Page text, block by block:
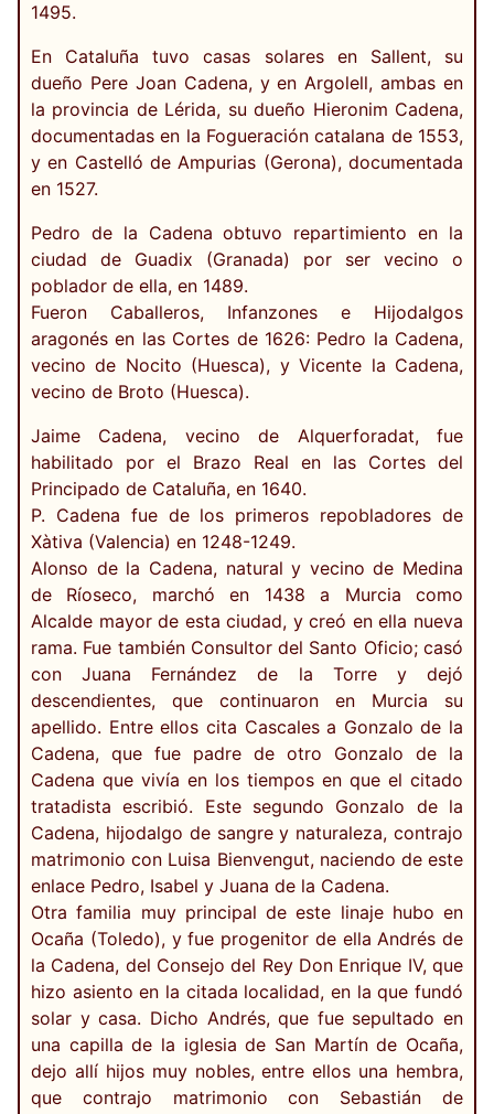
1495.
En Cataluña tuvo casas solares en Sallent, su
dueño Pere Joan Cadena, y en Argolell, ambas en
la provincia de Lérida, su dueño Hieronim Cadena,
documentadas en la Fogueración catalana de 1553,
y en Castelló de Ampurias (Gerona), documentada
en 1527.
Pedro de la Cadena obtuvo repartimiento en la
ciudad de Guadix (Granada) por ser vecino o
poblador de ella, en 1489.
Fueron Caballeros, Infanzones e Hijodalgos
aragonés en las Cortes de 1626: Pedro la Cadena,
vecino de Nocito (Huesca), y Vicente la Cadena,
vecino de Broto (Huesca).
Jaime Cadena, vecino de Alquerforadat, fue
habilitado por el Brazo Real en las Cortes del
Principado de Cataluña, en 1640.
P. Cadena fue de los primeros repobladores de
Xàtiva (Valencia) en 1248-1249.
Alonso de la Cadena, natural y vecino de Medina
de Ríoseco, marchó en 1438 a Murcia como
Alcalde mayor de esta ciudad, y creó en ella nueva
rama. Fue también Consultor del Santo Oficio; casó
con Juana Fernández de la Torre y dejó
descendientes, que continuaron en Murcia su
apellido. Entre ellos cita Cascales a Gonzalo de la
Cadena, que fue padre de otro Gonzalo de la
Cadena que vivía en los tiempos en que el citado
tratadista escribió. Este segundo Gonzalo de la
Cadena, hijodalgo de sangre y naturaleza, contrajo
matrimonio con Luisa Bienvengut, naciendo de este
enlace Pedro, Isabel y Juana de la Cadena.
Otra familia muy principal de este linaje hubo en
Ocaña (Toledo), y fue progenitor de ella Andrés de
la Cadena, del Consejo del Rey Don Enrique IV, que
hizo asiento en la citada localidad, en la que fundó
solar y casa. Dicho Andrés, que fue sepultado en
una capilla de la iglesia de San Martín de Ocaña,
dejo allí hijos muy nobles, entre ellos una hembra,
que contrajo matrimonio con Sebastián de